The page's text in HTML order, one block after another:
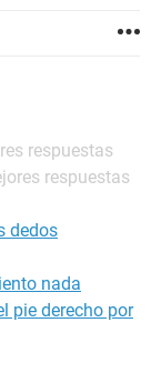
junio. La duda
dedo. Donde me
Es muy
y cuando
de la punta
como
es lo que
agarro o sujeto
esa
la cicatriz o si
Espero que
preocupado.
respuestas
respuestas
dedos
nada
pie derecho por